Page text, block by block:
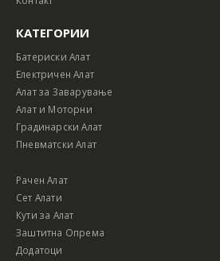
КАТЕГОРИИ
Батериски Алат
Електричен Алат
Алат за Заварување
Алат и Моторни
Градинарски Алат
Пневматски Алат
Рачен Алат
Сет Алати
Кути за Алат
Заштитна Опрема
Додатоци